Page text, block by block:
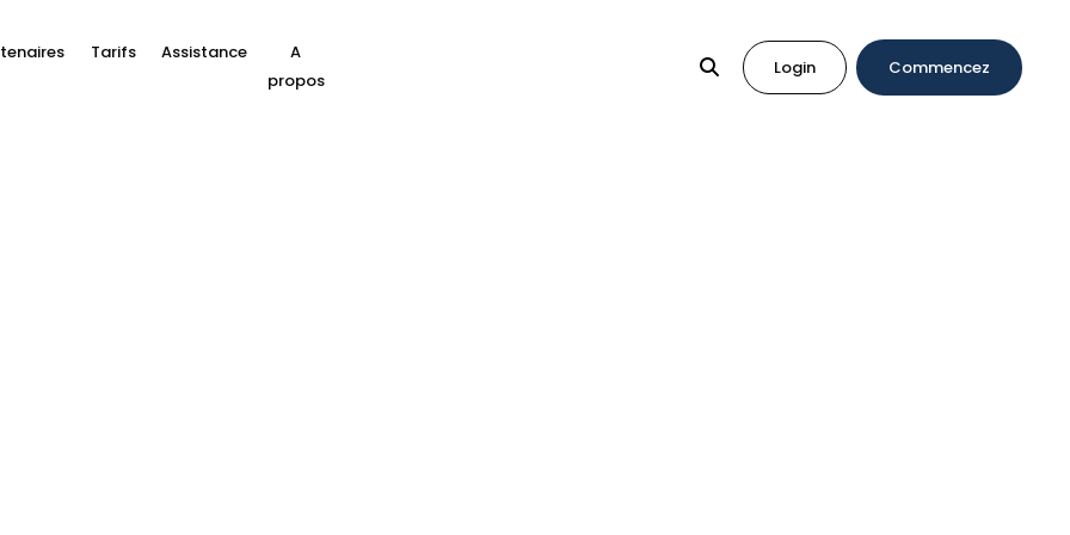
Tarifs Assistance
A
propos
Login Commencez
en ligne par QR et téléphone portable